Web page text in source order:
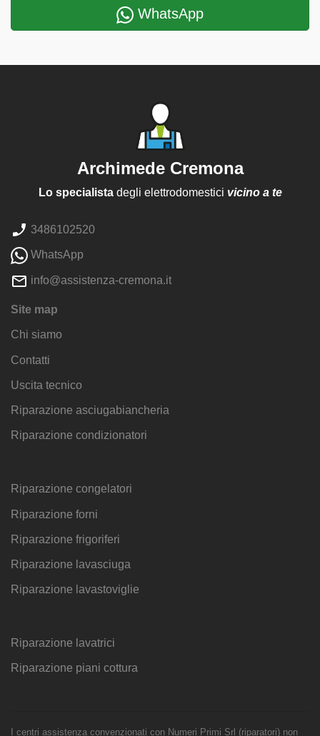
WhatsApp
Archimede Cremona
Lo specialistadegli elettrodomestici vicino a te
3486102520
WhatsApp
info@assistenza-cremona.it
Site map
Chi siamo
Contatti
Uscita tecnico
Riparazione asciugabiancheria
Riparazione condizionatori
Riparazione congelatori
Riparazione forni
Riparazione frigoriferi
Riparazione lavasciuga
Riparazione lavastoviglie
Riparazione lavatrici
Riparazione piani cottura
I centri assistenza convenzionati con Numeri Primi Srl (riparatori) non